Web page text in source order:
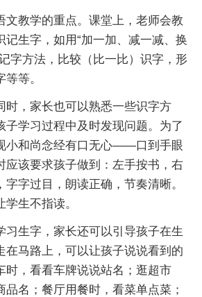
教学的重点。课堂上，老师会教
记生字，如用“加一加、减一减、换
字方法，比较（比一比）识字，形
等。
，家长也可以熟悉一些识字方
子学习过程中及时发现问题。为了
小和尚念经有口无心——口到手眼
应该要求孩子做到：左手按书，右
字过目，朗读正确，节奏清晰。
生不指读。
生字，家长还可以引导孩子在生
在马路上，可以让孩子说说看到的
时，看看车牌说说站名；逛超市
品名；餐厅用餐时，看菜单点菜；